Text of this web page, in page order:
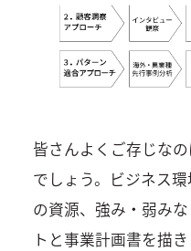
皆さんよくご存じな
でしょう。ビジネス
の資源、強み・弱み
トと事業計画書を描